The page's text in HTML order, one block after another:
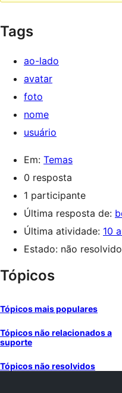
Tags
ao-lado
avatar
foto
nome
usuário
Em: Temas
0 resposta
1 participante
Última resposta de:
Última atividade: 10
Estado: não resolvido
Tópicos
Tópicos mais populares
Tópicos não relacionados a
suporte
Tópicos não resolvidos